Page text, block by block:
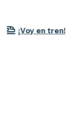
¡Voy en tren!